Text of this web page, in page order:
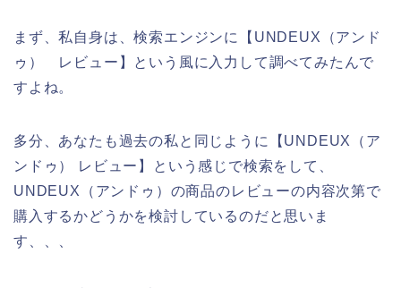
まず、私自身は、検索エンジンに【UNDEUX（アンド
ゥ） レビュー】という風に入力して調べてみたんで
すよね。
多分、あなたも過去の私と同じように【UNDEUX（ア
ンドゥ） レビュー】という感じで検索をして、
UNDEUX（アンドゥ）の商品のレビューの内容次第で
購入するかどうかを検討しているのだと思いま
す、、、